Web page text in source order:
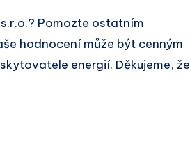
Pomozte ostatním
hodnocení může být cenným
energií. Děkujeme, že